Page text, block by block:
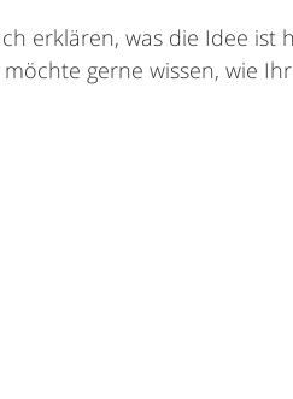
erklären, was die Idee ist
gerne wissen, wie